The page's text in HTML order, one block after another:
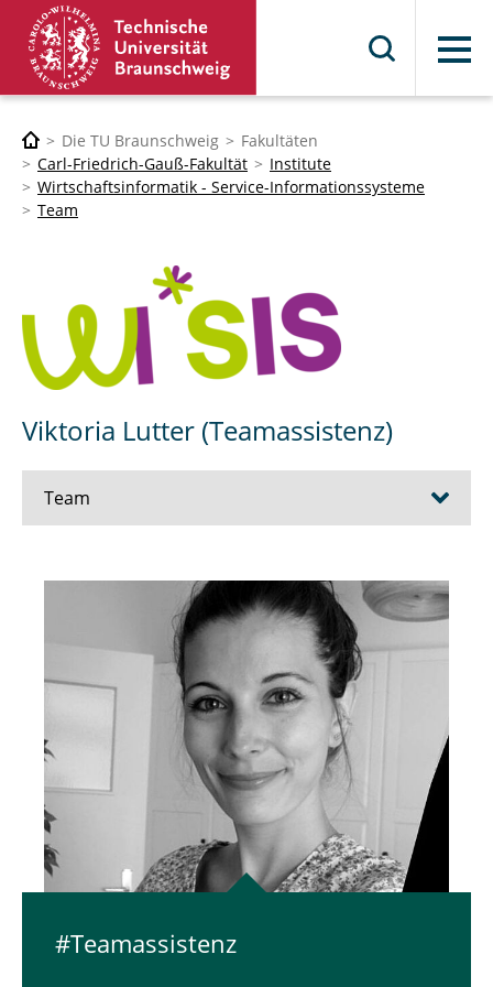
Menü
Die TU Braunschweig
Fakultäten
Carl-Friedrich-Gauß-Fakultät
Institute
Wirtschaftsinformatik - Service-Informationssysteme
Team
Viktoria Lutter (Teamassistenz)
Team
Viktoria Lutter (Teamassistenz)
Dominique Pardey
Anna Rethmann
Varinia Wittholz
#Team­as­sis­tenz